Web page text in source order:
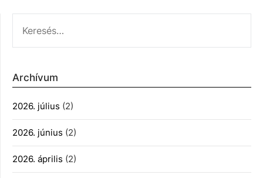
Archívum
2026. július (2)
2026. június (2)
2026. április (2)